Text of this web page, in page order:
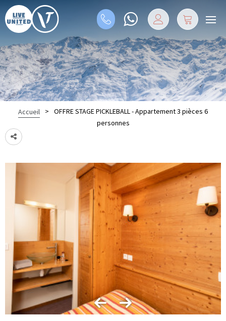
Accueil >
OFFRE STAGE PICKLEBALL - Appartement 3 pièces 6
personnes